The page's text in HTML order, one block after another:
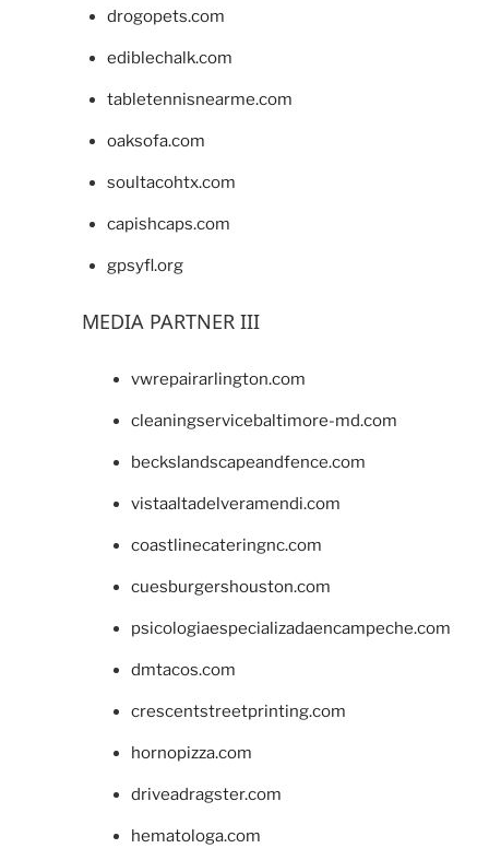
drogopets.com
ediblechalk.com
tabletennisnearme.com
oaksofa.com
soultacohtx.com
capishcaps.com
gpsyfl.org
MEDIA PARTNER III
vwrepairarlington.com
cleaningservicebaltimore-md.com
beckslandscapeandfence.com
vistaaltadelveramendi.com
coastlinecateringnc.com
cuesburgershouston.com
psicologiaespecializadaencampeche.com
dmtacos.com
crescentstreetprinting.com
hornopizza.com
driveadragster.com
hematologa.com